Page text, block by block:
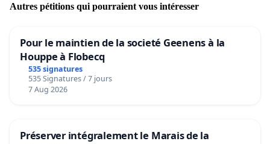
Autres pétitions qui pourraient vous intéresser
Pour le maintien de la societé Geenens à la
Houppe à Flobecq
535 signatures
535 Signatures / 7 jours
7 Aug 2026
Préserver intégralement le Marais de la